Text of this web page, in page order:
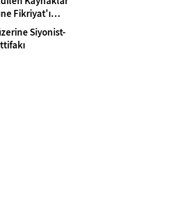
Fikriyat'ı
unutmayın!
Siyonist-